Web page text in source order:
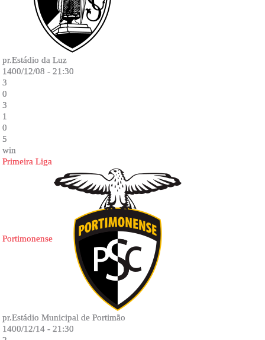
pr.Estádio da Luz
1400/12/08 - 21:30
3
0
3
1
0
5
win
Primeira Liga
Portimonense
pr.Estádio Municipal de Portimão
1400/12/14 - 21:30